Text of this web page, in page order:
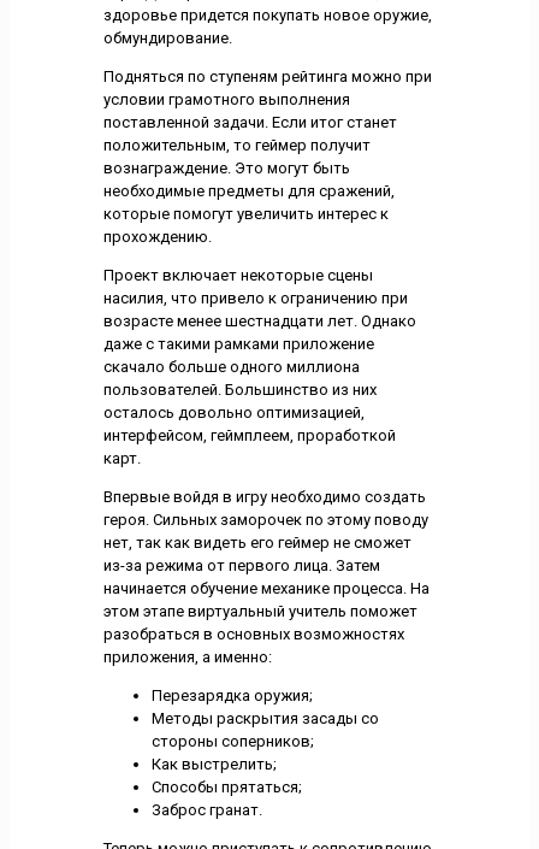
здоровье придется покупать новое оружие,
обмундирование.
Подняться по ступеням рейтинга можно при
условии грамотного выполнения
поставленной задачи. Если итог станет
положительным, то геймер получит
вознаграждение. Это могут быть
необходимые предметы для сражений,
которые помогут увеличить интерес к
прохождению.
Проект включает некоторые сцены
насилия, что привело к ограничению при
возрасте менее шестнадцати лет. Однако
даже с такими рамками приложение
скачало больше одного миллиона
пользователей. Большинство из них
осталось довольно оптимизацией,
интерфейсом, геймплеем, проработкой
карт.
Впервые войдя в игру необходимо создать
героя. Сильных заморочек по этому поводу
нет, так как видеть его геймер не сможет
из-за режима от первого лица. Затем
начинается обучение механике процесса. На
этом этапе виртуальный учитель поможет
разобраться в основных возможностях
приложения, а именно:
Перезарядка оружия;
Методы раскрытия засады со
стороны соперников;
Как выстрелить;
Способы прятаться;
Заброс гранат.